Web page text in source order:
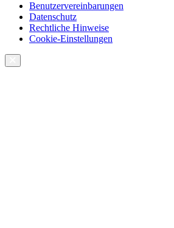
Benutzervereinbarungen
Datenschutz
Rechtliche Hinweise
Cookie-Einstellungen